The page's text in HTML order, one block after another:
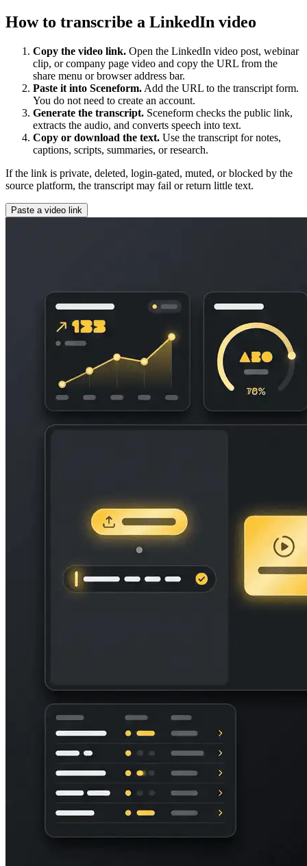
How to transcribe a LinkedIn video
Copy the video link. Open the LinkedIn video post, webinar
clip, or company page video and copy the URL from the
share menu or browser address bar.
Paste it into Sceneform. Add the URL to the transcript form.
You do not need to create an account.
Generate the transcript. Sceneform checks the public link,
extracts the audio, and converts speech into text.
Copy or download the text. Use the transcript for notes,
captions, scripts, summaries, or research.
If the link is private, deleted, login-gated, muted, or blocked by the
source platform, the transcript may fail or return little text.
Paste a video link